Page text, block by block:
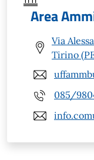
Area
Via
Tirino
085/